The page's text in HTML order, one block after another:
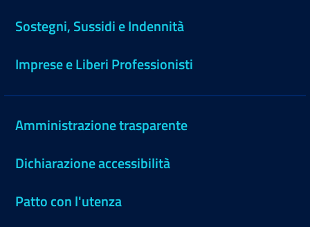
Sostegni, Sussidi e Indennità
Imprese e Liberi Professionisti
Amministrazione trasparente
Dichiarazione accessibilità
Patto con l'utenza